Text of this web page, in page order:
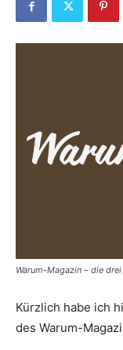
Warum-Magazin – die
Kürzlich habe ich
des Warum-